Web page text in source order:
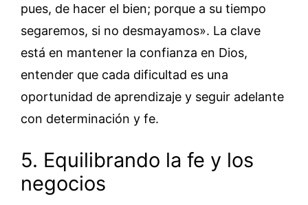
pues, de hacer el bien; porque a su tiempo
segaremos, si no desmayamos». La clave
está en mantener la confianza en Dios,
entender que cada dificultad es una
oportunidad de aprendizaje y seguir adelante
con determinación y fe.
5. Equilibrando la fe y los
negocios